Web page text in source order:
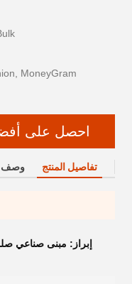
MoneyGram
احصل على
تفاصيل المنتج وصف
إبراز: مبنى صناعي